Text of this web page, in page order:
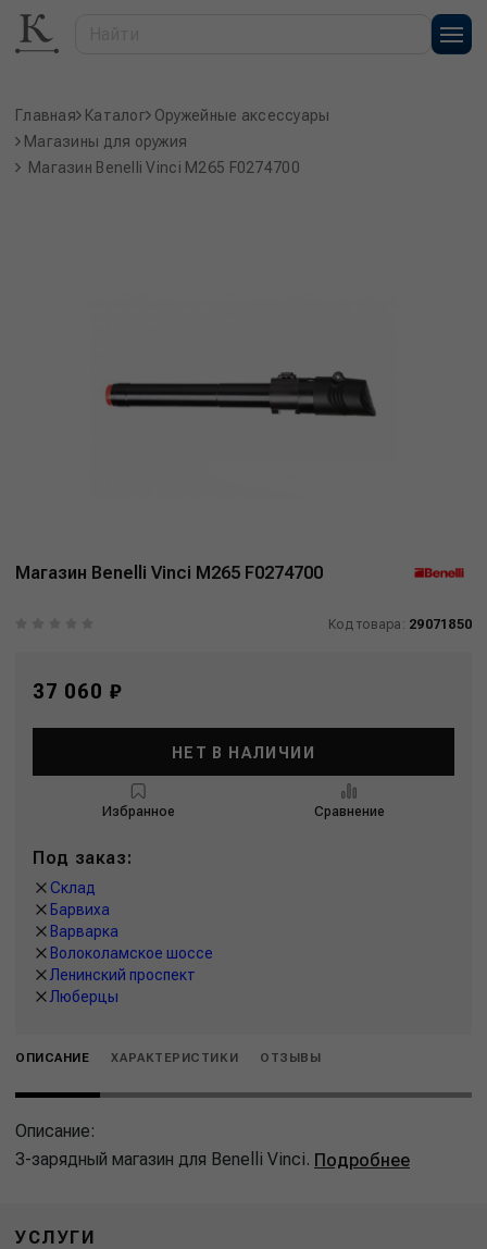
Главная Каталог Оружейные аксессуары
Магазины для оружия
Магазин Benelli Vinci M265 F0274700
Магазин Benelli Vinci M265 F0274700
Код товара: 29071850
37 060 ₽
НЕТ В НАЛИЧИИ
Избранное Сравнение
Под заказ:
Склад
Барвиха
Варварка
Волоколамское шоссе
Ленинский проспект
Люберцы
ОПИСАНИЕ ХАРАКТЕРИСТИКИ ОТЗЫВЫ
Описание:
3-зарядный магазин для Benelli Vinci. Подробнее
УСЛУГИ